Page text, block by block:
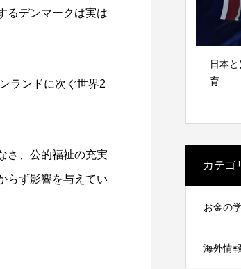
高
るデンマークは実は
ランドに次ぐ世界2
さ、公的福祉の充実
らず影響を与えてい
における３大費用〜
日本
育
カテゴ
お金の
海外情報